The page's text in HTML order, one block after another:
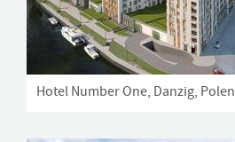
Hotel Number One, Danzig, Polen